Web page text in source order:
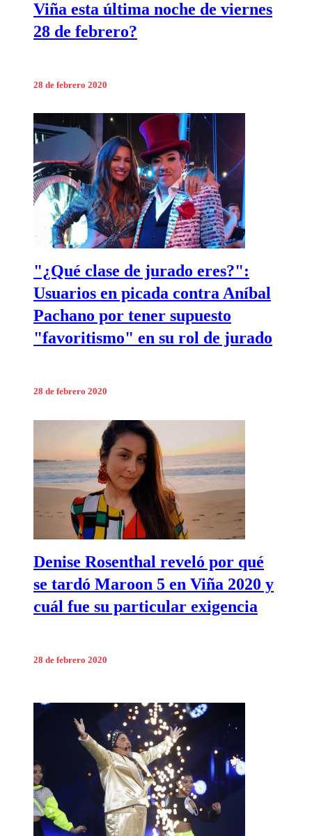
Viña esta última noche de viernes
28 de febrero?
28 de febrero 2020
"¿Qué clase de jurado eres?":
Usuarios en picada contra Aníbal
Pachano por tener supuesto
"favoritismo" en su rol de jurado
28 de febrero 2020
Denise Rosenthal reveló por qué
se tardó Maroon 5 en Viña 2020 y
cuál fue su particular exigencia
28 de febrero 2020